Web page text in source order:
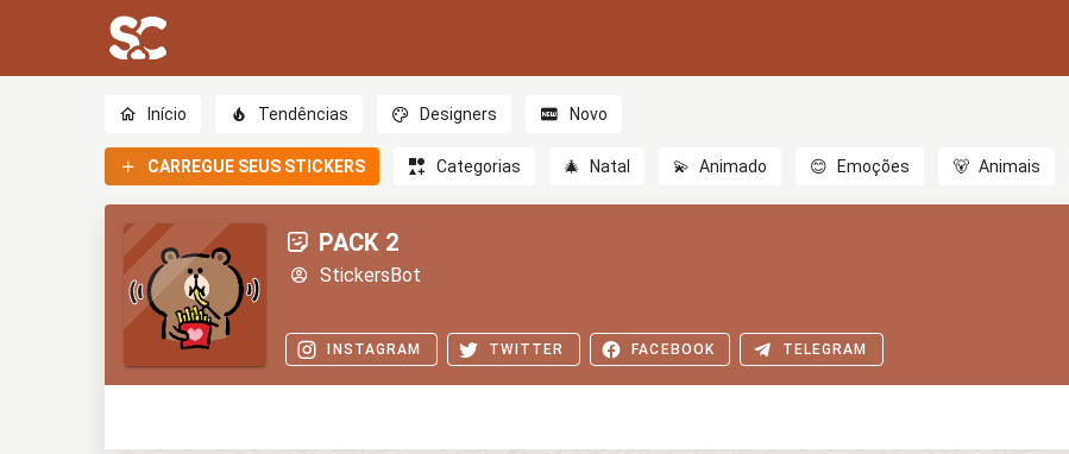
Início Tendências Designers Novo
CARREGUE SEUS STICKERS Categorias 🎄 Natal 💫 Animado 😊 Emoções 🐻 Animais
PACK 2
StickersBot
INSTAGRAM TWITTER FACEBOOK TELEGRAM